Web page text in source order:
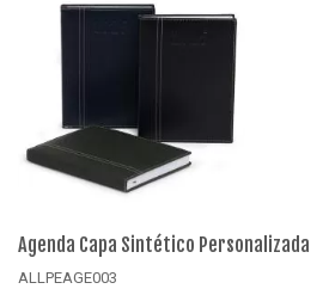
Agenda Capa Sintético Personalizada
ALLPEAGE003